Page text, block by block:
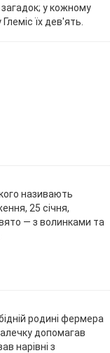
загадок; у кожному
їх дев'ять.
називають
25 січня,
— з волинками та
родині фермера
допомагав
нарівні з